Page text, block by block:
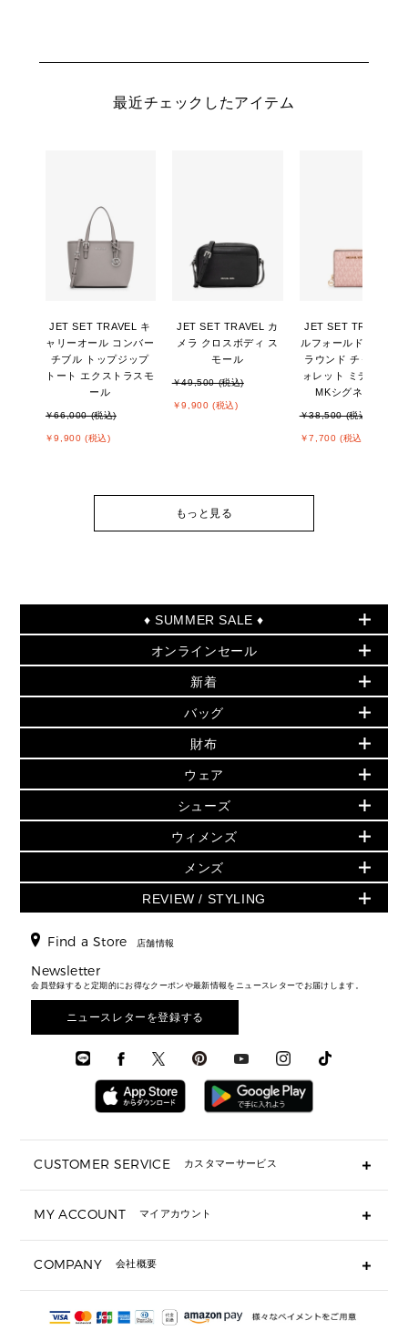
最近チェックしたアイテム
JET SET TRAVEL キ
ャリーオール コンバー
チブル トップジップ
トート エクストラスモ
ール
￥66,000 (税込)
￥9,900 (税込)
JET SET TRAVEL カ
メラ クロスボディ ス
モール
￥49,500 (税込)
￥9,900 (税込)
JET SET TRAVEL ビ
ルフォールド ジップ
ラウンド チャーム ウ
ォレット ミディアム -
MKシグネチャー
￥38,500 (税込)
￥7,700 (税込)
もっと見る
♦ SUMMER SALE ♦
セールおすすめアイテム
▶ ウィメンズ
バッグ
小物
シューズ・靴
ウェア
アクセサリー
時計
▶ メンズ
バッグ
ウェア
アクセサリー
オンラインセール
PRODUCT OF THE MONTH - 今月の特別価格
再値下げアイテム
追加アイテム
▶ ウィメンズすべて(ウェア・シューズ除く)
バッグ
財布・小物
ウェア
シューズ
時計・ジュエリー
アクセサリー
メンズ バッグ
メンズ 財布・小物
メンズ シューズ
メンズ ウェア
メンズ 時計・その他
新着
初夏のスタイル
▶ すべて
▶ ウィメンズすべて
財布・小物
アクセサリー
フレグランス
シューズ
▶ メンズすべて
メンズ財布・小物
メンズアクセサリー
メンズウェア
バッグ
人気の定番アイテム
日本限定 - バッグ
▶ ウィメンズすべて
トートバッグ
ショルダーバッグ
クロスボディ・斜め掛け
トラベル
3 IN 1 / 2 IN 1 バッグ
▶ メンズすべて
財布
日本限定 - 財布・小物
▶ ウィメンズすべて
GREENWICH
折り財布(二つ折り・三つ折り)
長財布
▶ メンズすべて
ウェア
▶ ウィメンズすべて
トップス
スカート・パンツ
ジャケット・アウター
▶ メンズすべて
シューズ
▶ ウィメンズすべて
サンダル
スニーカー
▶ メンズすべて
ウィメンズ
人気の定番アイテム
▶ ウィメンズすべて
▶ バッグすべて
通勤・通学アイテム
3 IN 1 バッグ
ミニ財布・フラグメントケース
▶ 小物すべて
定期ケース・カードケース・名刺入れ
サンダル
スニーカー
メンズ
▶ メンズすべて
財布・小物
時計・ジュエリー
アクセサリー
REVIEW / STYLING
エディターレビュー
Find a Store 店舗情報
Newsletter
会員登録すると定期的にお得なクーポンや最新情報をニュースレターでお届けします。
ニュースレターを登録する
CUSTOMER SERVICE カスタマーサービス
ギフト用にラッピングができますか？
ショッピングバッグを購入商品分送ってもらえますか？
注文後に完了メールが受信できないのですが？
サイズ交換はできますか？
MY ACCOUNT マイアカウント
COMPANY 会社概要
会社概要